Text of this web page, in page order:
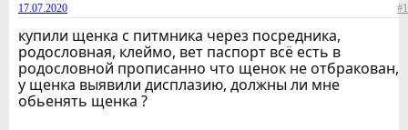
17.07.2020 #1
купили щенка с питмника через посредника,
родословная, клеймо, вет паспорт всё есть в
родословной прописанно что щенок не отбракован,
у щенка выявили дисплазию, должны ли мне
обьенять щенка ?